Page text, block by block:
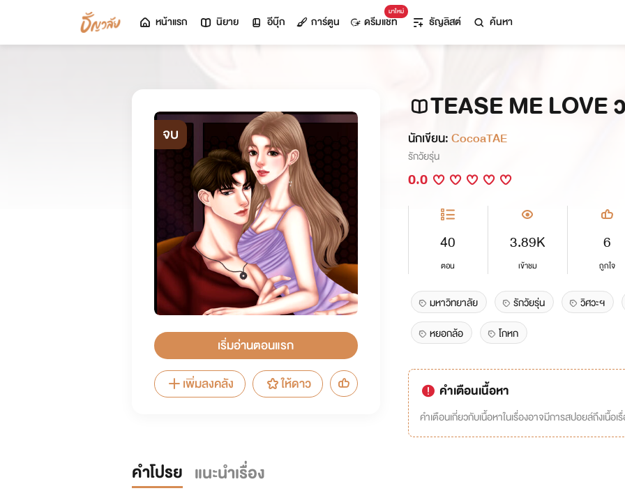
หน้าแรก นิยาย อีบุ๊ก การ์ตูน
มาใหม่
ดรีมแชท ธัญลิสต์ ค้นหา
จบ
เริ่มอ่านตอนแรก
เพิ่มลงคลัง
ให้ดาว
TEASE ME LOVE
นักเขียน:CocoaTAE
รักวัยรุ่น
0.0
40
ตอน
3.89K
เข้าชม
6
ถูกใจ
มหาวิทยาลัย รักวัยรุ่น วิศวะฯ
หยอกล้อ
โกหก
คำเตือนเนื้อหา
คำเตือนเกี่ยวกับเนื้อหาในเรื่องอาจมีการสปอยล์ถึงเนื้อเ
คำโปรย แนะนำเรื่อง